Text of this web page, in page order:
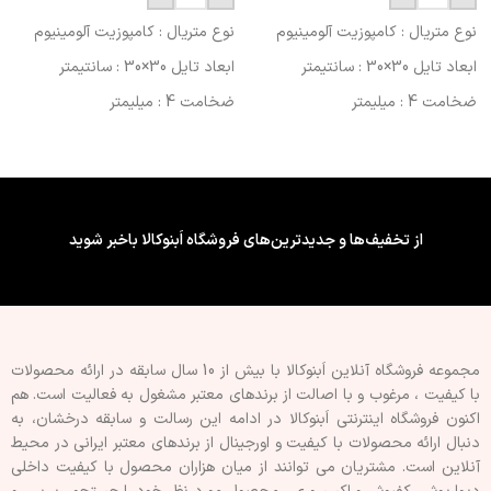
نوع متریال : کامپوزیت آلومینیوم
ابعاد تایل 30×30 : سانتیمتر
ضخامت 4 : میلیمتر
ویژگی چسب پشت تایل/پنل : فوم
نوع متریال : کامپوزیت آلومینیوم
ابعاد تایل 30×30 : سانتیمتر
ضخامت 4 : میلیمتر
ویژگی چسب پشت تایل/پنل : فوم
دار
از تخفیف‌ها و جدیدترین‌های فروشگاه اَبنوکالا باخبر شوید
مجموعه فروشگاه آنلاین اَبنوکالا با بیش از 10 سال سابقه در ارائه محصولات
با کيفيت ، مرغوب و با اصالت از برندهای معتبر مشغول به فعاليت است. هم
اکنون فروشگاه اینترنتی اَبنوکالا در ادامه اين رسالت و سابقه درخشان، به
دنبال ارائه محصولات با کيفيت و اورجينال از برندهای معتبر ايرانی در محيط
آنلاين است. مشتريان می توانند از ميان هزاران محصول با کيفيت داخلی